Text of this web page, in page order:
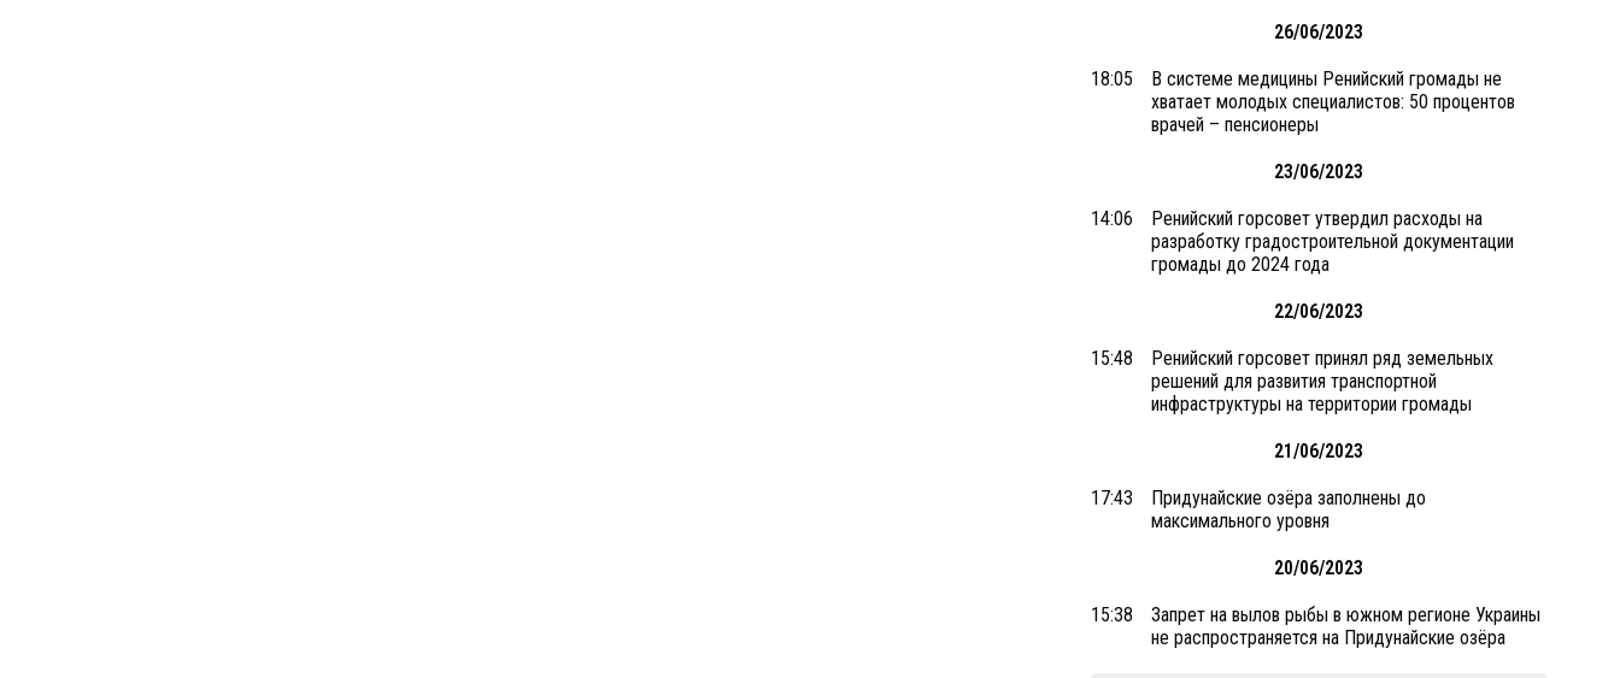
26/06/2023
18:05
В системе медицины Ренийский громады не
хватает молодых специалистов: 50 процентов
врачей – пенсионеры
23/06/2023
14:06
Ренийский горсовет утвердил расходы на
разработку градостроительной документации
громады до 2024 года
22/06/2023
15:48
Ренийский горсовет принял ряд земельных
решений для развития транспортной
инфраструктуры на территории громады
21/06/2023
17:43
Придунайские озёра заполнены до
максимального уровня
20/06/2023
15:38
Запрет на вылов рыбы в южном регионе Украины
не распространяется на Придунайские озёра